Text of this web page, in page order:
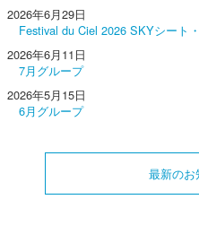
2026年6月29日
Festival du Ciel 2026 SKYシート
2026年6月11日
7月グループ
2026年5月15日
6月グループ
最新のお